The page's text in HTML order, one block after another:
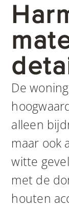
De
alleen
maar ook
witte
met de
houten